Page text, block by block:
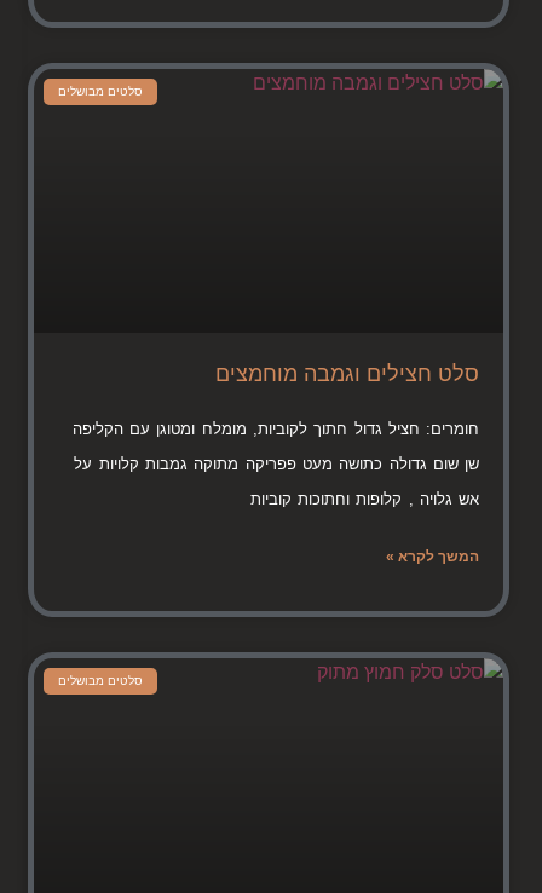
סלטים מבושלים
סלט חצילים וגמבה מוחמצים
חומרים: חציל גדול חתוך לקוביות, מומלח ומטוגן עם הקליפה
שן שום גדולה כתושה מעט פפריקה מתוקה גמבות קלויות על
אש גלויה , קלופות וחתוכות קוביות
המשך לקרא »
סלטים מבושלים